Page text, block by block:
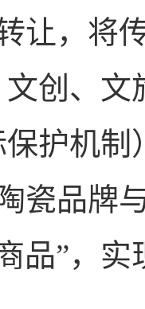
让，将
文创、
护机制
瓷品牌
品”，实